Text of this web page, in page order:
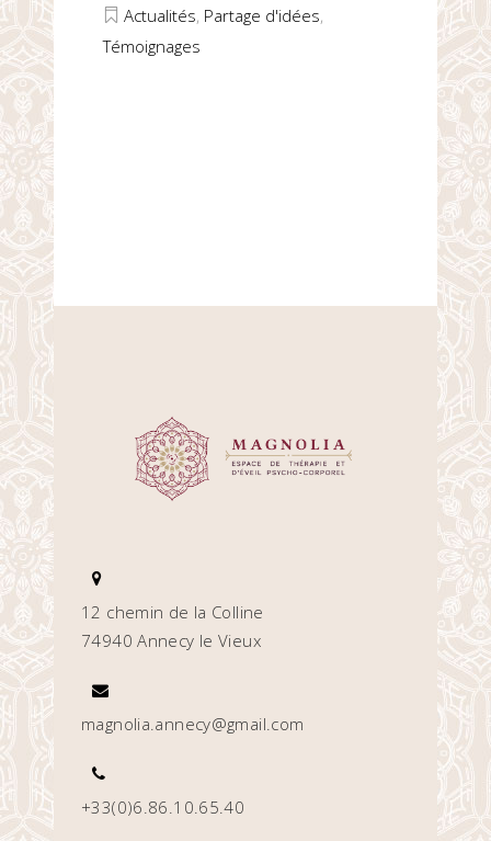
Actualités, Partage d'idées,
Témoignages
12 chemin de la Colline
74940 Annecy le Vieux
magnolia.annecy@gmail.com
+33(0)6.86.10.65.40